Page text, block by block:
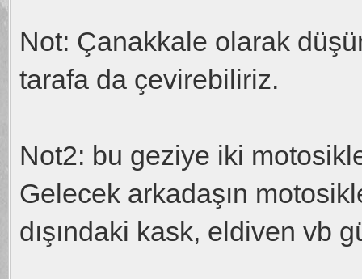
Not: Çanakkale olarak
tarafa da çevirebiliriz.
Not2: bu geziye iki
Gelecek arkadaşın
dışındaki kask, eldiven vb